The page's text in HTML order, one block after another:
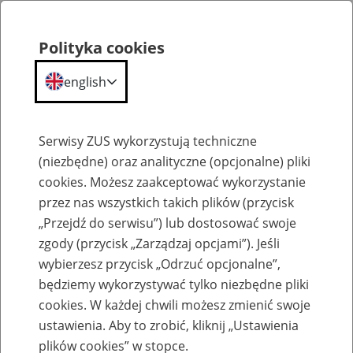
Szkolenia
Zaproś ZUS do siebie: Aktywni 50+
Polityka cookies
english
Serwisy ZUS wykorzystują techniczne
(niezbędne) oraz analityczne (opcjonalne) pliki
cookies. Możesz zaakceptować wykorzystanie
przez nas wszystkich takich plików (przycisk
„Przejdź do serwisu”) lub dostosować swoje
zgody (przycisk „Zarządzaj opcjami”). Jeśli
wybierzesz przycisk „Odrzuć opcjonalne”,
będziemy wykorzystywać tylko niezbędne pliki
cookies. W każdej chwili możesz zmienić swoje
ustawienia. Aby to zrobić, kliknij „Ustawienia
plików cookies” w stopce.